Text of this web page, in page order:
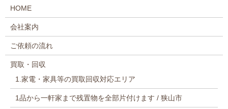
HOME
会社案内
ご依頼の流れ
買取・回収
1.家電・家具等の買取回収対応エリア
1品から一軒家まで残置物を全部片付けます / 狭山市